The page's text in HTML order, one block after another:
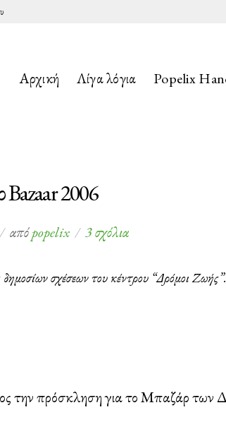
Αρχική Λίγα λόγια Popelix
Bazaar 2006
απόpopelix 3 σχόλιαστο
Ζωής
σχέσεων του κέντρου “Δρόμοι Ζωής”.
την πρόσκληση για το Μπαζάρ